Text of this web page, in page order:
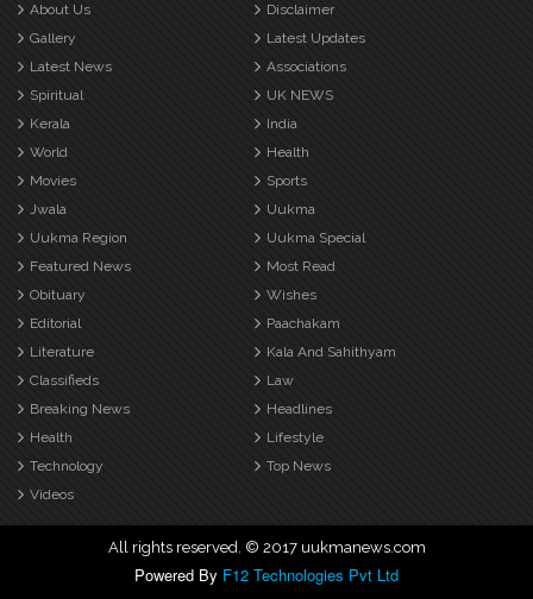
About Us
Disclaimer
Gallery
Latest Updates
Latest News
Associations
Spiritual
UK NEWS
Kerala
India
World
Health
Movies
Sports
Jwala
Uukma
Uukma Region
Uukma Special
Featured News
Most Read
Obituary
Wishes
Editorial
Paachakam
Literature
Kala And Sahithyam
Classifieds
Law
Breaking News
Headlines
Health
Lifestyle
Technology
Top News
Videos
All rights reserved. © 2017 uukmanews.com
Powered By F12 Technologies Pvt Ltd